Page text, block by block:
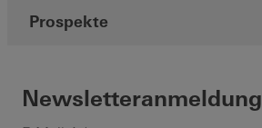
Prospekte
Newsletteranmeldung